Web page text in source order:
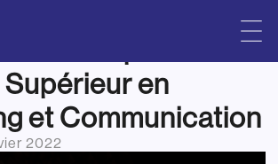
School obtient
MESRI pour son
Supérieur en
et Communication
2022